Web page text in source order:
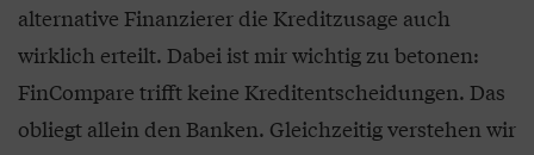
alternative Finanzierer die Kreditzusage auch
wirklich erteilt. Dabei ist mir wichtig zu betonen:
FinCompare trifft keine Kreditentscheidungen. Das
obliegt allein den Banken. Gleichzeitig verstehen wir